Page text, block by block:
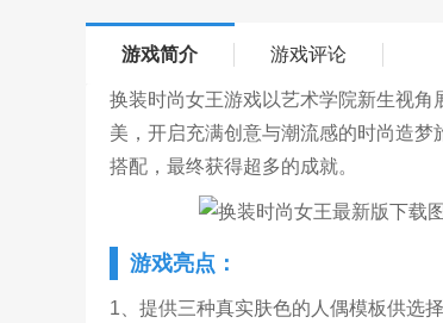
游戏简介 游戏评论
换装时尚女王游戏以艺术学院新生视
美，开启充满创意与潮流感的时尚造
搭配，最终获得超多的成就。
游戏亮点：
1、提供三种真实肤色的人偶模板供选